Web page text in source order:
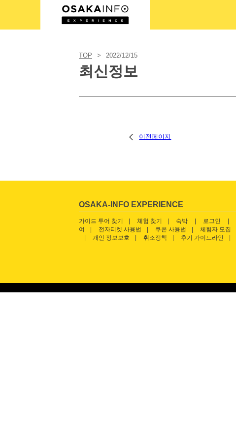
TOP 2022/12/15
최신정보
이전페이지
OSAKA-INFO EXPERIENCE
가이드 투어 찾기 체험 찾기 숙박 로그인
여
전자티켓 사용법 쿠폰 사용법 체험자 모집
개인 정보보호
취소정책 후기 가이드라인